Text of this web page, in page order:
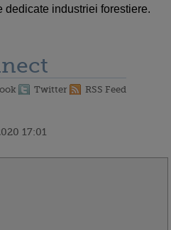
industriei forestiere.
Twitter RSS Feed
17:01